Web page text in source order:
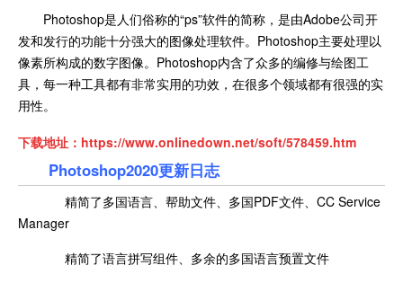
Photoshop是人们俗称的“ps”软件的简称，是由Adobe公司开
发和发行的功能十分强大的图像处理软件。Photoshop主要处理以
像素所构成的数字图像。Photoshop内含了众多的编修与绘图工
具，每一种工具都有非常实用的功效，在很多个领域都有很强的实
用性。
下载地址： https://www.onlinedown.net/soft/578459.htm
Photoshop2020更新日志
精简了多国语言、帮助文件、多国PDF文件、CC Service
Manager
精简了语言拼写组件、多余的多国语言预置文件